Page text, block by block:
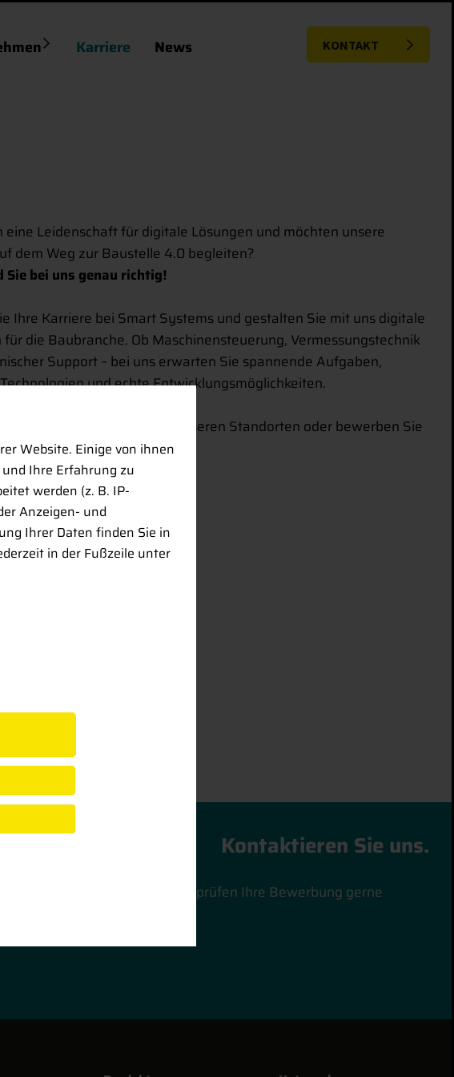
Karriere News KONTAKT
eine Leidenschaft für digitale Lösungen und möchten unsere
dem Weg zur Baustelle 4.0 begleiten?
Sie bei uns genau richtig!
Ihre Karriere bei Smart Systems und gestalten Sie mit uns digitale
für die Baubranche. Ob Maschinensteuerung, Vermessungstechnik
Support – bei uns erwarten Sie spannende Aufgaben,
und echte Entwicklungsmöglichkeiten.
Sie jetzt offene Stellen an unseren Standorten oder bewerben Sie
Kontaktieren Sie uns.
nach neuen Talenten und prüfen Ihre Bewerbung gerne
Website. Einige von ihnen
Ihre Erfahrung zu
werden (z. B. IP-
Anzeigen- und
Ihrer Daten finden Sie in
in der Fußzeile unter